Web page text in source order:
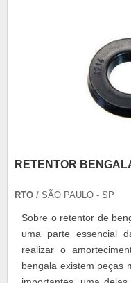
RETENTOR
RTO / SÃO PAULO - SP
Sobre o retentor de
uma parte essencial
realizar o
bengala existem peças